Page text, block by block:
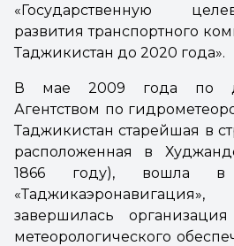
«Государственную
развития транспортного
Таджикистан до 2020 года».
В мае 2009 года по
Агентством по
Таджикистан старейшая в
расположенная в
1866 году), вошла в
завершилась
метеорологического